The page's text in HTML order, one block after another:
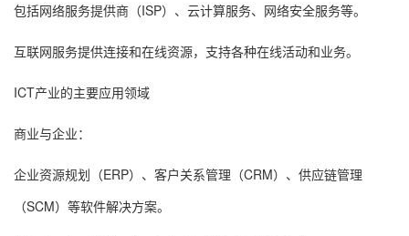
包括网络服务提供商（ISP）、云计算服务、网络安全服务等。
互联网服务提供连接和在线资源，支持各种在线活动和业务。
ICT产业的主要应用领域
商业与企业：
企业资源规划（ERP）、客户关系管理（CRM）、供应链管理
（SCM）等软件解决方案。